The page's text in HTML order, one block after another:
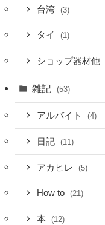
台湾 (3)
タイ (1)
ショップ器材他
雑記 (53)
アルバイト (4)
日記 (11)
アカヒレ (5)
How to (21)
本 (12)